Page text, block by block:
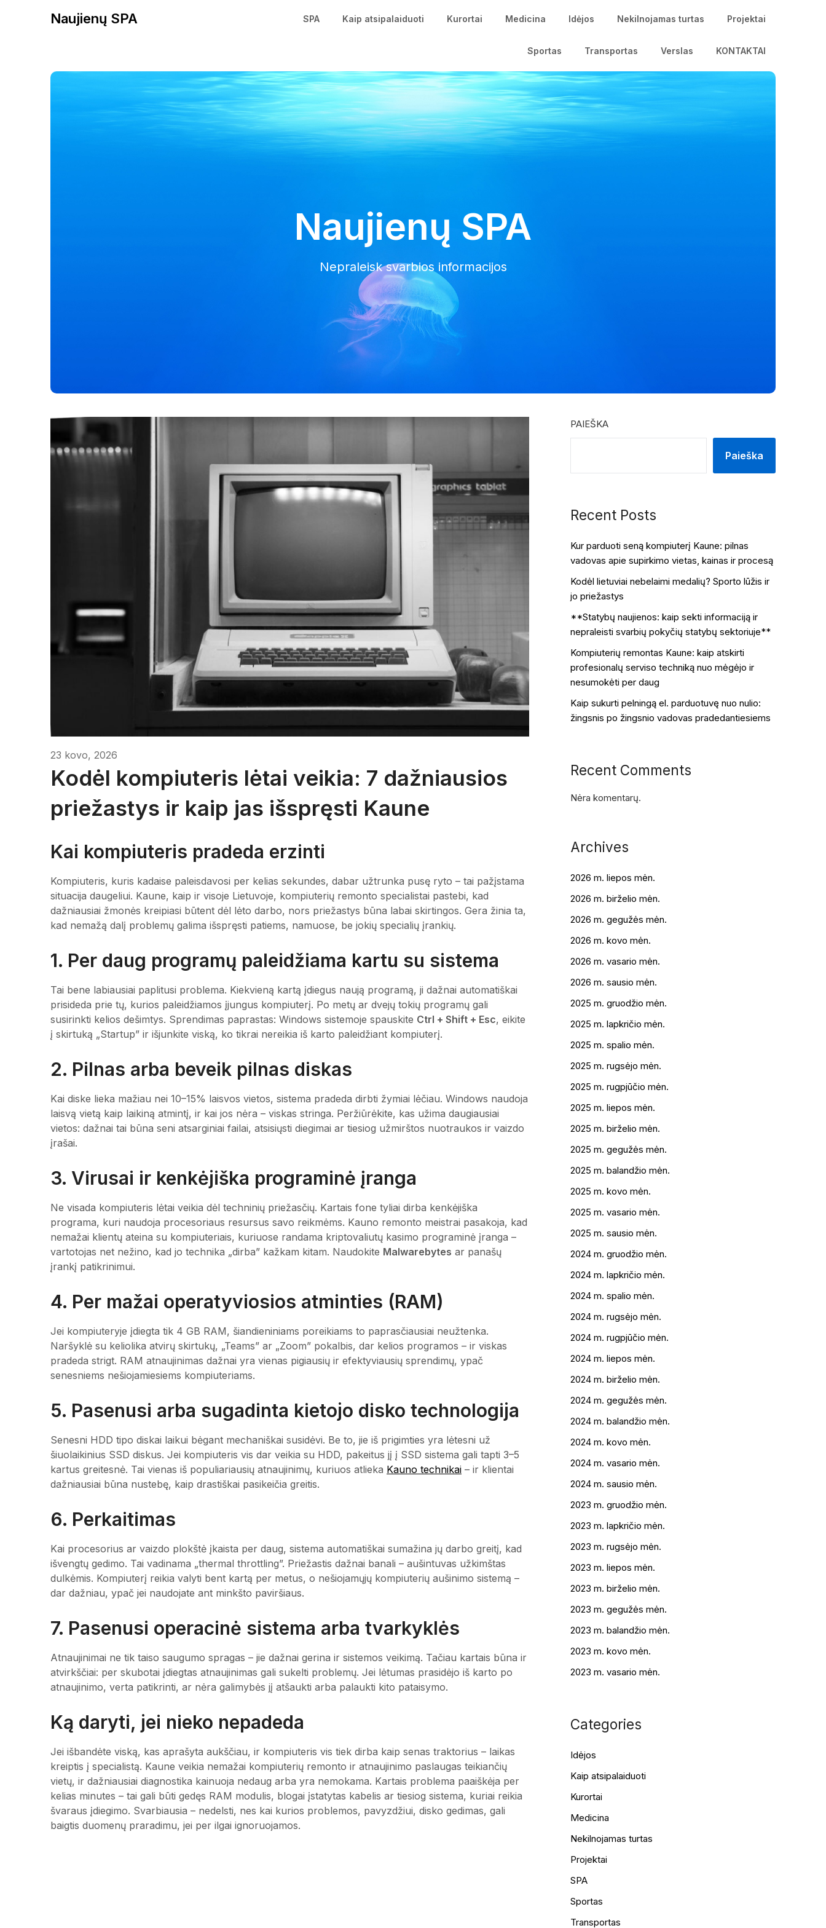
Naujienų SPA SPA Kaip atsipalaiduoti Kurortai Medicina Idėjos Nekilnojamas turtas Projektai
Sportas Transportas Verslas KONTAKTAI
Naujienų SPA
Nepraleisk svarbios informacijos
23 kovo, 2026
Kodėl kompiuteris lėtai veikia: 7 dažniausios
priežastys ir kaip jas išspręsti Kaune
Kai kompiuteris pradeda erzinti
Kompiuteris, kuris kadaise paleisdavosi per kelias sekundes, dabar užtrunka pusę ryto – tai pažįstama
situacija daugeliui. Kaune, kaip ir visoje Lietuvoje, kompiuterių remonto specialistai pastebi, kad
dažniausiai žmonės kreipiasi būtent dėl lėto darbo, nors priežastys būna labai skirtingos. Gera žinia ta,
kad nemažą dalį problemų galima išspręsti patiems, namuose, be jokių specialių įrankių.
1. Per daug programų paleidžiama kartu su sistema
Tai bene labiausiai paplitusi problema. Kiekvieną kartą įdiegus naują programą, ji dažnai automatiškai
prisideda prie tų, kurios paleidžiamos įjungus kompiuterį. Po metų ar dvejų tokių programų gali
susirinkti kelios dešimtys. Sprendimas paprastas: Windows sistemoje spauskite Ctrl + Shift + Esc, eikite
į skirtuką „Startup” ir išjunkite viską, ko tikrai nereikia iš karto paleidžiant kompiuterį.
2. Pilnas arba beveik pilnas diskas
Kai diske lieka mažiau nei 10–15% laisvos vietos, sistema pradeda dirbti žymiai lėčiau. Windows naudoja
laisvą vietą kaip laikiną atmintį, ir kai jos nėra – viskas stringa. Peržiūrėkite, kas užima daugiausiai
vietos: dažnai tai būna seni atsarginiai failai, atsisiųsti diegimai ar tiesiog užmirštos nuotraukos ir vaizdo
įrašai.
3. Virusai ir kenkėjiška programinė įranga
Ne visada kompiuteris lėtai veikia dėl techninių priežasčių. Kartais fone tyliai dirba kenkėjiška
programa, kuri naudoja procesoriaus resursus savo reikmėms. Kauno remonto meistrai pasakoja, kad
nemažai klientų ateina su kompiuteriais, kuriuose randama kriptovaliutų kasimo programinė įranga –
vartotojas net nežino, kad jo technika „dirba” kažkam kitam. Naudokite Malwarebytes ar panašų
įrankį patikrinimui.
4. Per mažai operatyviosios atminties (RAM)
Jei kompiuteryje įdiegta tik 4 GB RAM, šiandieniniams poreikiams to paprasčiausiai neužtenka.
Naršyklė su keliolika atvirų skirtukų, „Teams” ar „Zoom” pokalbis, dar kelios programos – ir viskas
pradeda strigt. RAM atnaujinimas dažnai yra vienas pigiausių ir efektyviausių sprendimų, ypač
senesniems nešiojamiesiems kompiuteriams.
5. Pasenusi arba sugadinta kietojo disko technologija
Senesni HDD tipo diskai laikui bėgant mechaniškai susidėvi. Be to, jie iš prigimties yra lėtesni už
šiuolaikinius SSD diskus. Jei kompiuteris vis dar veikia su HDD, pakeitus jį į SSD sistema gali tapti 3–5
kartus greitesnė. Tai vienas iš populiariausių atnaujinimų, kuriuos atlieka Kauno technikai – ir klientai
dažniausiai būna nustebę, kaip drastiškai pasikeičia greitis.
6. Perkaitimas
Kai procesorius ar vaizdo plokštė įkaista per daug, sistema automatiškai sumažina jų darbo greitį, kad
išvengtų gedimo. Tai vadinama „thermal throttling”. Priežastis dažnai banali – aušintuvas užkimštas
dulkėmis. Kompiuterį reikia valyti bent kartą per metus, o nešiojamųjų kompiuterių aušinimo sistemą –
dar dažniau, ypač jei naudojate ant minkšto paviršiaus.
7. Pasenusi operacinė sistema arba tvarkyklės
Atnaujinimai ne tik taiso saugumo spragas – jie dažnai gerina ir sistemos veikimą. Tačiau kartais būna ir
atvirkščiai: per skubotai įdiegtas atnaujinimas gali sukelti problemų. Jei lėtumas prasidėjo iš karto po
atnaujinimo, verta patikrinti, ar nėra galimybės jį atšaukti arba palaukti kito pataisymo.
Ką daryti, jei nieko nepadeda
Jei išbandėte viską, kas aprašyta aukščiau, ir kompiuteris vis tiek dirba kaip senas traktorius – laikas
kreiptis į specialistą. Kaune veikia nemažai kompiuterių remonto ir atnaujinimo paslaugas teikiančių
vietų, ir dažniausiai diagnostika kainuoja nedaug arba yra nemokama. Kartais problema paaiškėja per
kelias minutes – tai gali būti gedęs RAM modulis, blogai įstatytas kabelis ar tiesiog sistema, kuriai reikia
švaraus įdiegimo. Svarbiausia – nedelsti, nes kai kurios problemos, pavyzdžiui, disko gedimas, gali
baigtis duomenų praradimu, jei per ilgai ignoruojamos.
PAIEŠKA
Paieška
Recent Posts
Kur parduoti seną kompiuterį Kaune: pilnas
vadovas apie supirkimo vietas, kainas ir procesą
Kodėl lietuviai nebelaimi medalių? Sporto lūžis ir
jo priežastys
**Statybų naujienos: kaip sekti informaciją ir
nepraleisti svarbių pokyčių statybų sektoriuje**
Kompiuterių remontas Kaune: kaip atskirti
profesionalų serviso techniką nuo mėgėjo ir
nesumokėti per daug
Kaip sukurti pelningą el. parduotuvę nuo nulio:
žingsnis po žingsnio vadovas pradedantiesiems
Recent Comments
Nėra komentarų.
Archives
2026 m. liepos mėn.
2026 m. birželio mėn.
2026 m. gegužės mėn.
2026 m. kovo mėn.
2026 m. vasario mėn.
2026 m. sausio mėn.
2025 m. gruodžio mėn.
2025 m. lapkričio mėn.
2025 m. spalio mėn.
2025 m. rugsėjo mėn.
2025 m. rugpjūčio mėn.
2025 m. liepos mėn.
2025 m. birželio mėn.
2025 m. gegužės mėn.
2025 m. balandžio mėn.
2025 m. kovo mėn.
2025 m. vasario mėn.
2025 m. sausio mėn.
2024 m. gruodžio mėn.
2024 m. lapkričio mėn.
2024 m. spalio mėn.
2024 m. rugsėjo mėn.
2024 m. rugpjūčio mėn.
2024 m. liepos mėn.
2024 m. birželio mėn.
2024 m. gegužės mėn.
2024 m. balandžio mėn.
2024 m. kovo mėn.
2024 m. vasario mėn.
2024 m. sausio mėn.
2023 m. gruodžio mėn.
2023 m. lapkričio mėn.
2023 m. rugsėjo mėn.
2023 m. liepos mėn.
2023 m. birželio mėn.
2023 m. gegužės mėn.
2023 m. balandžio mėn.
2023 m. kovo mėn.
2023 m. vasario mėn.
Categories
Idėjos
Kaip atsipalaiduoti
Kurortai
Medicina
Nekilnojamas turtas
Projektai
SPA
Sportas
Transportas